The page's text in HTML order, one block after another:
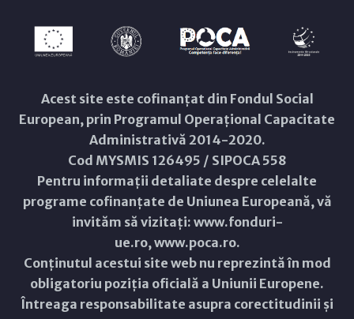
Acest site este cofinanțat din Fondul Social
European, prin Programul Operațional Capacitate
Administrativă 2014-2020.
Cod MYSMIS 126495 / SIPOCA 558
Pentru informații detaliate despre celelalte
programe cofinanțate de Uniunea Europeană, vă
invităm să vizitați: www.fonduri-
ue.ro,www.poca.ro.
Conținutul acestui site web nu reprezintă în mod
obligatoriu poziția oficială a Uniunii Europene.
Întreaga responsabilitate asupra corectitudinii și